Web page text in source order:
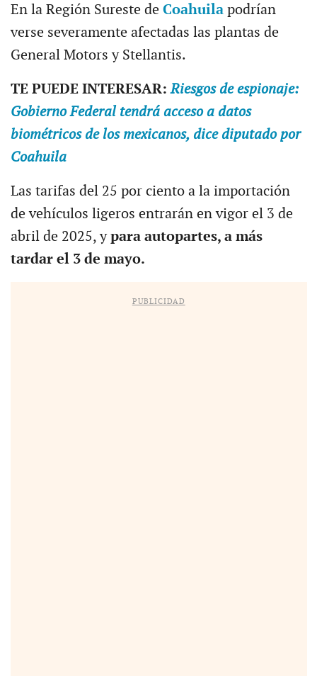
En la Región Sureste deCoahuilapodrían
verse severamente afectadas las plantas de
General Motors y Stellantis.
TE PUEDE INTERESAR:Riesgos de espionaje:
Gobierno Federal tendrá acceso a datos
biométricos de los mexicanos, dice diputado por
Coahuila
Las tarifas del 25 por ciento a la importación
de vehículos ligeros entrarán en vigor el 3 de
abril de 2025, ypara autopartes, a más
tardar el 3 de mayo.
PUBLICIDAD